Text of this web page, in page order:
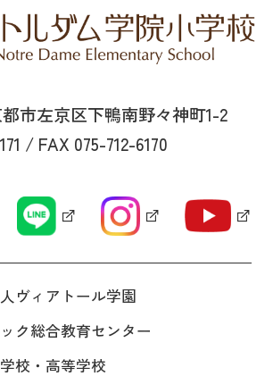
市左京区下鴨南野々神町1-2
/ FAX 075-712-6170
ヴィアトール学園
ク総合教育センター
校・高等学校